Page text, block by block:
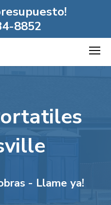
8852
- Llame ya!